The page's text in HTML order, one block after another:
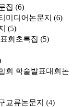
집 (6)
미디어논문지 (6)
(5)
회초록집 (5)
회 학술발표대회논
교류논문지 (4)